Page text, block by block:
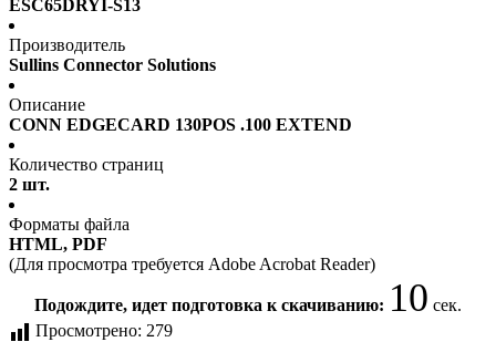
ESC65DRYI-S13
Производитель
Sullins Connector Solutions
Описание
CONN EDGECARD 130POS .100 EXTEND
Количество страниц
2 шт.
Форматы файла
HTML, PDF
(Для просмотра требуется Adobe Acrobat Reader)
Подождите, идет подготовка к скачиванию:9сек.
Просмотрено: 279